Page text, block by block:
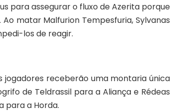
para assegurar o fluxo de Azerita porque
Ao matar Malfurion Tempesfuria, Sylvanas
los de reagir.
jogadores receberão uma montaria única
de Teldrassil para a Aliança e Rédeas
para a Horda.